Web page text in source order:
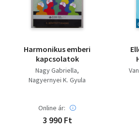
Harmonikus emberi
kapcsolatok
Nagy Gabriella
Nagyernyei K. Gyula
Online ár:
3 990 Ft